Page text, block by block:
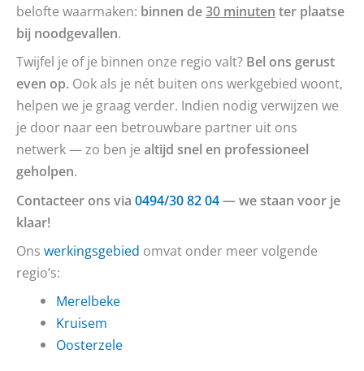
belofte waarmaken: binnen de30 minuten ter plaatse
bij noodgevallen.
Twijfel je of je binnen onze regio valt? Bel ons gerust
even op. Ook als je nét buiten ons werkgebied woont,
helpen we je graag verder. Indien nodig verwijzen we
je door naar een betrouwbare partner uit ons
netwerk — zo ben je altijd snel en professioneel
geholpen.
Contacteer ons via 0494/30 82 04— we staan voor je
klaar!
Ons werkingsgebied omvat onder meer volgende
regio’s:
Merelbeke
Kruisem
Oosterzele